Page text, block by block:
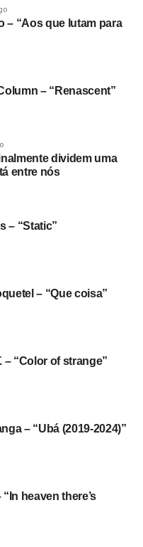
– “Aos que lutam para
– “Renascent”
dividem uma
entre nós
– “Static”
– “Que coisa”
– “Color of strange”
– “Ubá (2019-2024)”
heaven there’s